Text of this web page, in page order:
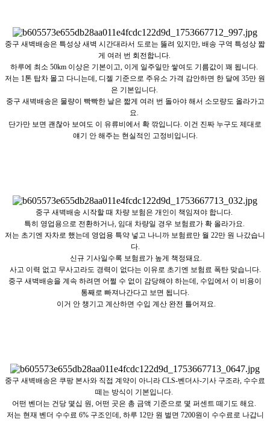
중구 새벽배송은 특성상 새벽 시간대라서 도로는 뚫려 있지만, 배송 구역 특성상 짧
게 여러 번 회전합니다.
하루에 최소 50km 이상은 기본이고, 이게 일주일만 쌓여도 기름값이 꽤 됩니다.
저는 1톤 탑차 몰고 다니는데, 디젤 기준으로 주유소 가격 감안하면 한 달에 35만 원
은 기본입니다.
중구 새벽배송은 물량이 빡빡한 날은 짧게 여러 번 돌아야 해서 소모량도 올라가고
요.
단가만 보면 괜찮아 보여도 이 유류비에서 확 깎입니다. 이건 진짜 누구도 제대로
얘기 안 해주는 현실적인 고정비입니다.
중구 새벽배송 시작할 때 차량 보험은 개인이 책임져야 합니다.
특히 영업용으로 전환하거나, 임대 차량일 경우 보험료가 확 올라가요.
저는 초기엔 자차로 했는데 영업용 특약 넣고 나니까 보험료만 월 22만 원 나갔습니
다.
신규 기사일수록 보험료가 높게 책정돼요.
사고 이력 없고 무사고라도 경력이 없다는 이유로 초기엔 보험료 폭탄 맞습니다.
중구 새벽배송을 계속 하려면 어쩔 수 없이 감당해야 하는데, 수입에서 이 비용이
통째로 빠져나간다고 보면 됩니다.
이거 안 챙기고 계산하면 수입 계산 완전 틀어져요.
중구 새벽배송은 쿠팡 본사와 직접 계약이 아니라 CLS-벤더사-기사 구조라, 수수료
떼는 방식이 기본입니다.
어떤 벤더는 건당 몇십 원, 어떤 곳은 총 금액 기준으로 몇 퍼센트 떼기도 해요.
저는 현재 벤더 수수료 6% 구조인데, 하루 12만 원 벌면 7200원이 수수료로 나갑니